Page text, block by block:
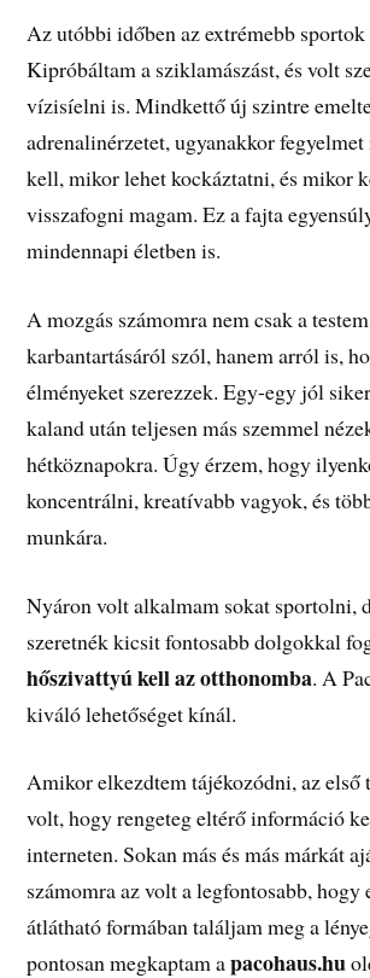
Az utóbbi időben az extrémebb
Kipróbáltam a sziklamászást, és volt
vízisíelni is. Mindkettő új szintre
adrenalinérzetet, ugyanakkor
kell, mikor lehet kockáztatni, és mikor
visszafogni magam. Ez a fajta
mindennapi életben is.
A mozgás számomra nem csak a testem
karbantartásáról szól, hanem arról is,
élményeket szerezzek. Egy-egy jól
kaland után teljesen más szemmel
hétköznapokra. Úgy érzem, hogy
koncentrálni, kreatívabb vagyok, és
munkára.
Nyáron volt alkalmam sokat sportolni,
szeretnék kicsit fontosabb dolgokkal
hőszivattyú kell az otthonomba. A
kiváló lehetőséget kínál.
Amikor elkezdtem tájékozódni, az első
volt, hogy rengeteg eltérő információ
interneten. Sokan más és más márkát
számomra az volt a legfontosabb, hogy
átlátható formában találjam meg a
pontosan megkaptam apacohaus.hu